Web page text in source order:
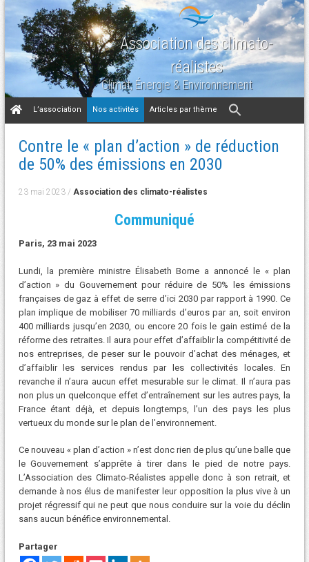
Association des climato-
réalistes
Climat, Énergie & Environnement
Aller
au
L’association Nos activités Articles par thème
Contre le « plan d’action » de réduction
de 50% des émissions en 2030
23 mai 2023/ Association des climato-réalistes
Communiqué
Paris, 23 mai 2023
Lundi, la première ministre Élisabeth Borne a annoncé le « plan
d’action » du Gouvernement pour réduire de 50% les émissions
françaises de gaz à effet de serre d’ici 2030 par rapport à 1990. Ce
plan implique de mobiliser 70 milliards d’euros par an, soit environ
400 milliards jusqu’en 2030, ou encore 20 fois le gain estimé de la
réforme des retraites. Il aura pour effet d’affaiblir la compétitivité de
nos entreprises, de peser sur le pouvoir d’achat des ménages, et
d’affaiblir les services rendus par les collectivités locales. En
revanche il n’aura aucun effet mesurable sur le climat. Il n’aura pas
non plus un quelconque effet d’entraînement sur les autres pays, la
France étant déjà, et depuis longtemps, l’un des pays les plus
vertueux du monde sur le plan de l’environnement.
Ce nouveau « plan d’action » n’est donc rien de plus qu’une balle que
le Gouvernement s’apprête à tirer dans le pied de notre pays.
L’Association des Climato-Réalistes appelle donc à son retrait, et
demande à nos élus de manifester leur opposition la plus vive à un
projet régressif qui ne peut que nous conduire sur la voie du déclin
sans aucun bénéfice environnemental.
Partager